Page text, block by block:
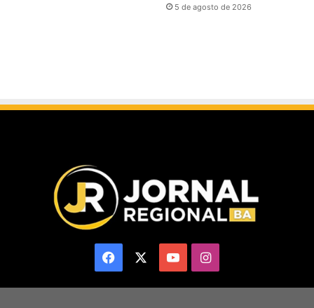
5 de agosto de 2026
Facebook YouTubeInstagram